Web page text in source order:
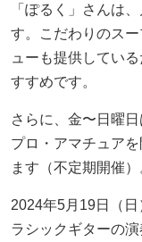
「ぽるく」さんは
す。こだわりのス
ューも提供してい
すすめです。
さらに、金〜日曜
プロ・アマチュア
ます（不定期開催）
2024年5月19日（
ラシックギターの